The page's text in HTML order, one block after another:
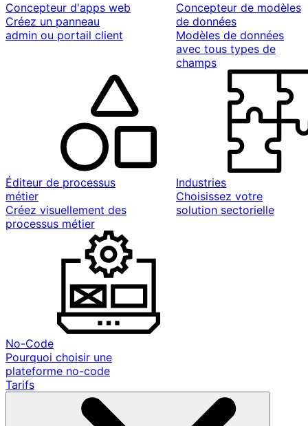
Concepteur d'apps web
Créez un panneau
admin ou portail client
Concepteur de modèles
de données
Modèles de données
avec tous types de
champs
Éditeur de processus
métier
Créez visuellement des
processus métier
Industries
Choisissez votre
solution sectorielle
No-Code
Pourquoi choisir une
plateforme no-code
Tarifs